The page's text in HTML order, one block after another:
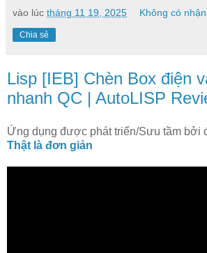
vào lúc tháng 11 19, 2025 Không có
Chia sẻ
Lisp [IEB] Chèn Box điện
nhanh QC | AutoLISP
Ứng dụng được phát triển/Sưu tầm bởi
Thật là đơn giản